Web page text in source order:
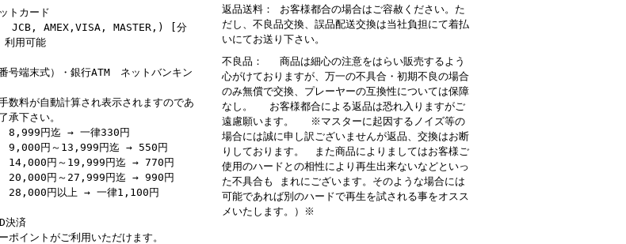
トカード
JCB, AMEX,VISA, MASTER,) [分
用可能
号端末式）・銀行ATM ネットバンキン
数料が自動計算され表示されますのであ
承下さい。
8,999円迄 → 一律330円
9,000円～13,999円迄 → 550円
14,000円～19,999円迄 → 770円
20,000円～27,999円迄 → 990円
28,000円以上 → 一律1,100円
決済
ポイントがご利用いただけます。
返品送料： お客様都合の場合はご容赦ください。た
だし、不良品交換、誤品配送交換は当社負担にて着払
いにてお送り下さい。
不良品： 商品は細心の注意をはらい販売するよう
心がけておりますが、万一の不具合・初期不良の場合
のみ無償で交換、プレーヤーの互換性については保障
なし。 お客様都合による返品は恐れ入りますがご
遠慮願います。 ※マスターに起因するノイズ等の
場合には誠に申し訳ございませんが返品、交換はお断
りしております。 また商品によりましてはお客様ご
使用のハードとの相性により再生出来ないなどといっ
た不具合も まれにございます。そのような場合には
可能であれば別のハードで再生を試される事をオスス
メいたします。）※